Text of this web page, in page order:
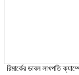
রিমার্কের ডাবল লাখপতি